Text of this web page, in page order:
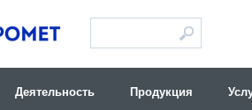
Деятельность Продукция